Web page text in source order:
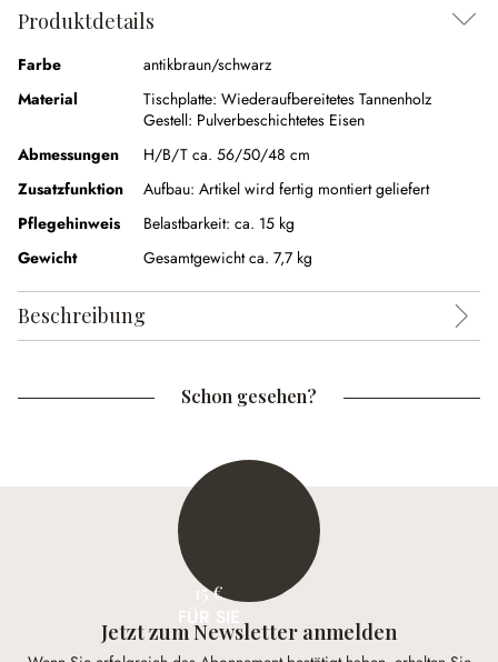
Produktdetails
Farbe
antikbraun/schwarz
Material
Tischplatte: Wiederaufbereitetes Tannenholz
Gestell: Pulverbeschichtetes Eisen
Abmessungen
H/B/T ca. 56/50/48 cm
Zusatzfunktion
Aufbau: Artikel wird fertig montiert geliefert
Pflegehinweis
Belastbarkeit: ca. 15 kg
Gewicht
Gesamtgewicht ca. 7,7 kg
Beschreibung
Schon gesehen?
15 €
Jetzt zum Newsletter anmelden